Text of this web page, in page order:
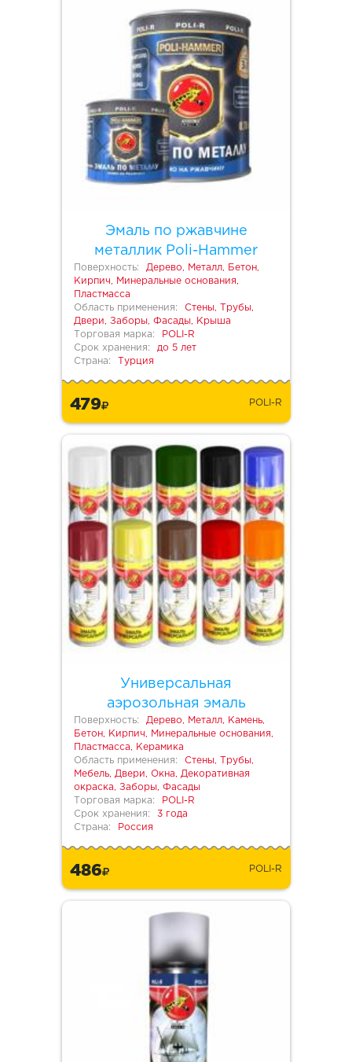
Эмаль по ржавчине
металлик Poli-Hammer
Поверхность:
Дерево, Металл, Бетон,
Кирпич, Минеральные основания,
Пластмасса
Область применения:
Стены, Трубы,
Двери, Заборы, Фасады, Крыша
Торговая марка:
POLI-R
Срок хранения:
до 5 лет
Страна:
Турция
479 POLI-R
Универсальная
аэрозольная эмаль
Поверхность:
Дерево, Металл, Камень,
Бетон, Кирпич, Минеральные основания,
Пластмасса, Керамика
Область применения:
Стены, Трубы,
Мебель, Двери, Окна, Декоративная
окраска, Заборы, Фасады
Торговая марка:
POLI-R
Срок хранения:
3 года
Страна:
Россия
486 POLI-R